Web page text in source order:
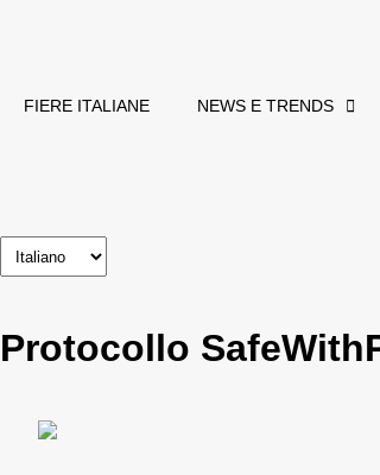
FIERE ITALIANE NEWS E TRENDS
Protocollo